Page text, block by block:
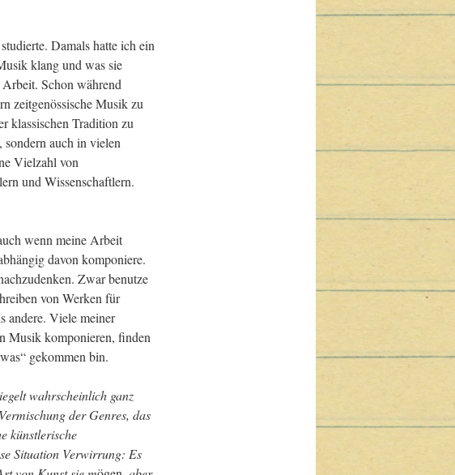
Damals hatte ich ein
klang und was sie
Schon während
zeitgenössische Musik zu
klassischen Tradition zu
auch in vielen
Vielzahl von
und Wissenschaftlern.
wenn meine Arbeit
davon komponiere.
Zwar benutze
von Werken für
andere. Viele meiner
Musik komponieren, finden
gekommen bin.
wahrscheinlich ganz
der Genres, das
künstlerische
Situation Verwirrung: Es